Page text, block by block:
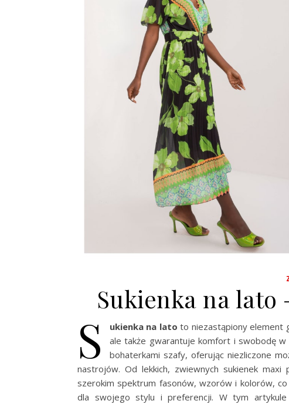
Sukienka na lato
S ukienka na lato to niezastąpiony element
ale także gwarantuje komfort i swobodę w
bohaterkami szafy, oferując niezliczone
nastrojów. Od lekkich, zwiewnych sukienek
szerokim spektrum fasonów, wzorów i kolorów,
dla swojego stylu i preferencji. W tym